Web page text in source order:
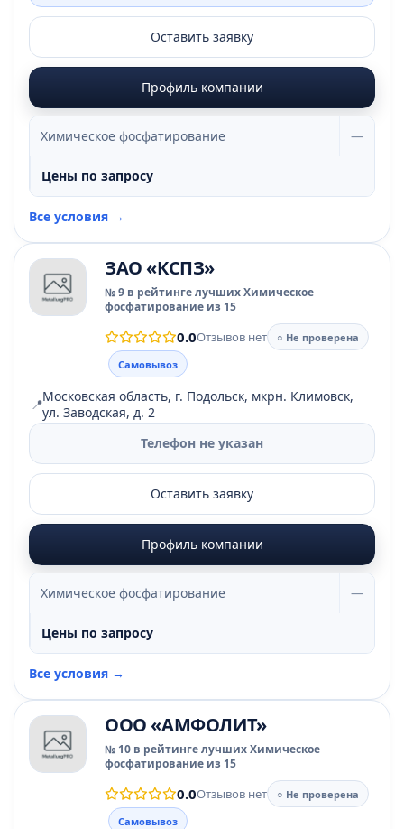
Оставить заявку
Профиль компании
Химическое фосфатирование —
Цены по запросу
Все условия →
ЗАО «КСПЗ»
№ 9 в рейтинге лучших Химическое
фосфатирование из 15
0.0Отзывов нет
○ Не проверена
Самовывоз
📍Московская область, г. Подольск, мкрн. Климовск,
ул. Заводская, д. 2
Телефон не указан
Оставить заявку
Профиль компании
Химическое фосфатирование —
Цены по запросу
Все условия →
ООО «АМФОЛИТ»
№ 10 в рейтинге лучших Химическое
фосфатирование из 15
0.0Отзывов нет
○ Не проверена
Самовывоз